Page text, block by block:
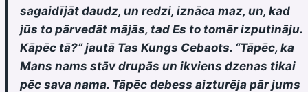
sagaidījāt daudz, un redzi, iznāca maz, un, kad
jūs to pārvedāt mājās, tad Es to tomēr izputināju.
Kāpēc tā?” jautā Tas Kungs Cebaots. “Tāpēc, ka
Mans nams stāv drupās un ikviens dzenas tikai
pēc sava nama. Tāpēc debess aizturēja pār jums